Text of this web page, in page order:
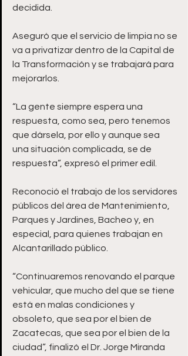
decidida.
Aseguró que el servicio de limpia no se
va a privatizar dentro de la Capital de
la Transformación y se trabajará para
mejorarlos.
“La gente siempre espera una
respuesta, como sea, pero tenemos
que dársela, por ello y aunque sea
una situación complicada, se de
respuesta”, expresó el primer edil.
Reconoció el trabajo de los servidores
públicos del área de Mantenimiento,
Parques y Jardines, Bacheo y, en
especial, para quienes trabajan en
Alcantarillado público.
“Continuaremos renovando el parque
vehicular, que mucho del que se tiene
está en malas condiciones y
obsoleto, que sea por el bien de
Zacatecas, que sea por el bien de la
ciudad”, finalizó el Dr. Jorge Miranda